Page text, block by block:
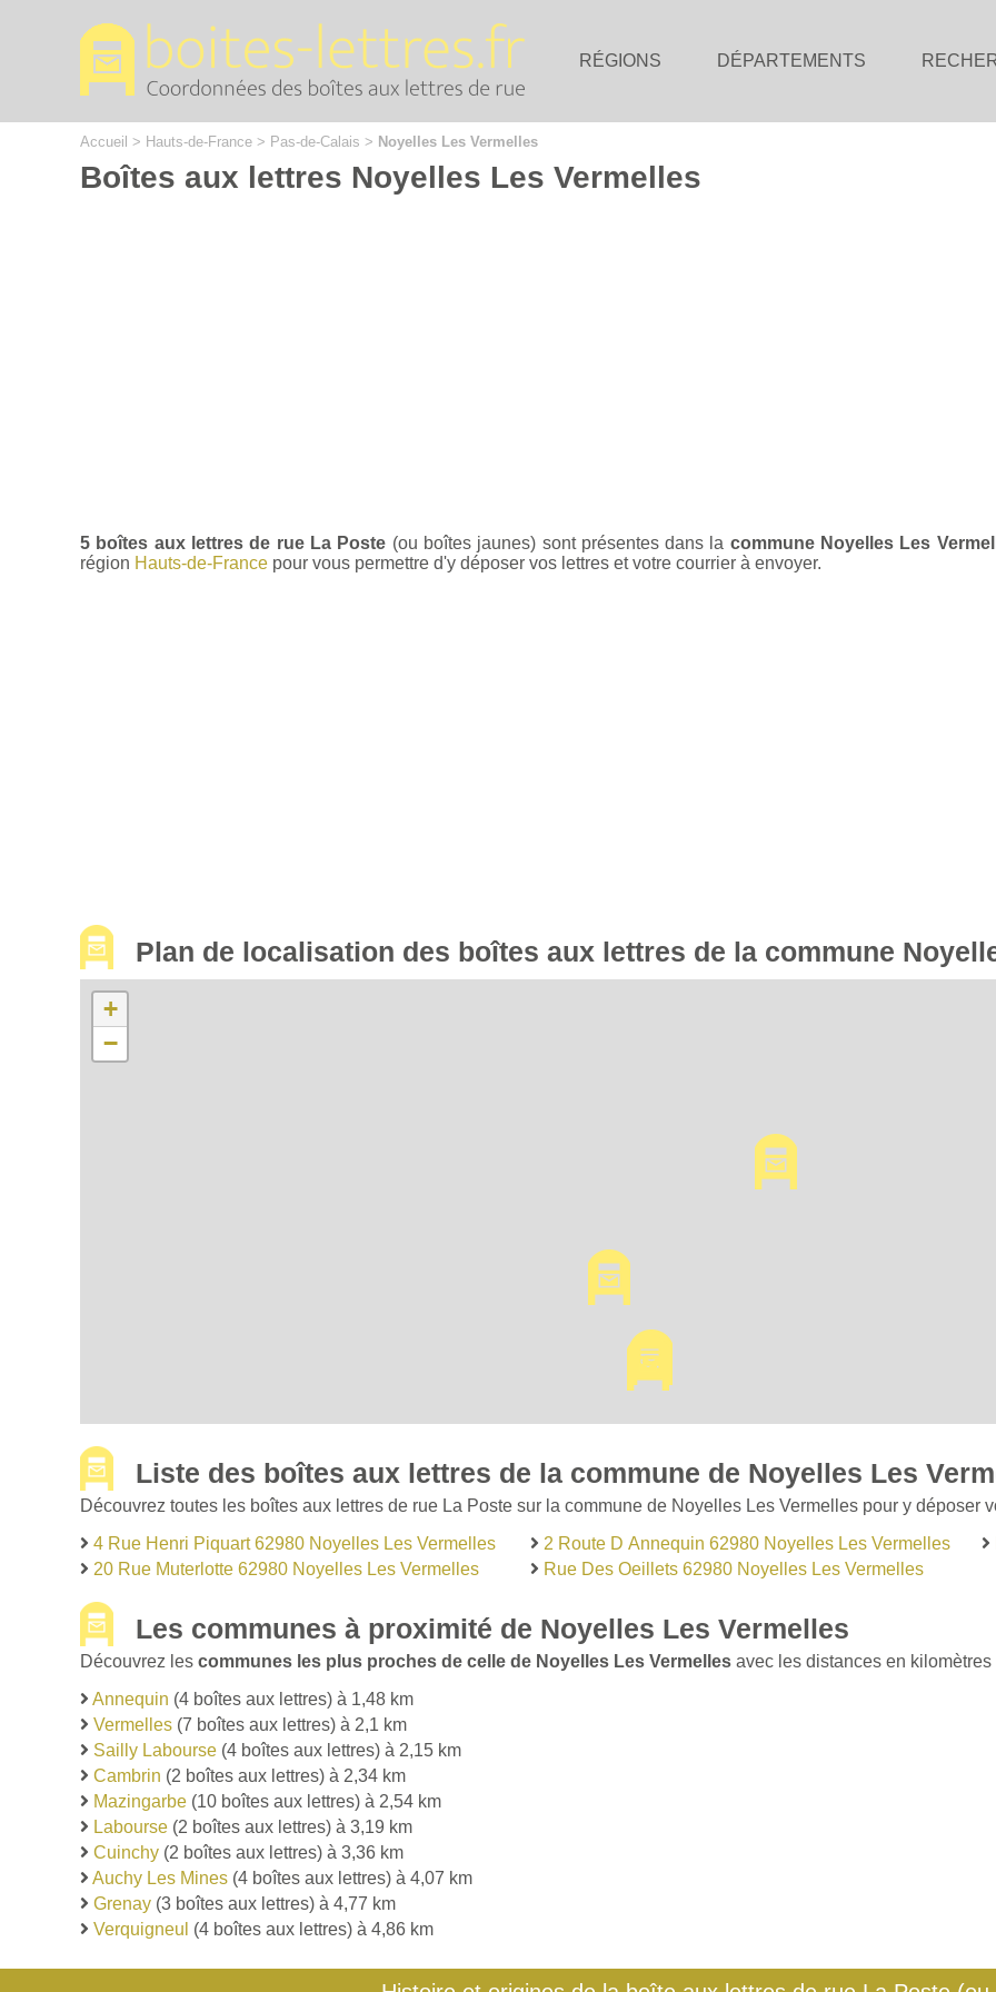
RÉGIONS DÉPARTEMENTS
Accueil > Hauts-de-France > Pas-de-Calais > Noyelles Les Vermelles
Boîtes aux lettres Noyelles Les Vermelles
5 boîtes aux lettres de rue La Poste (ou boîtes jaunes) sont présentes dans la commune Noyelles Les
région Hauts-de-France pour vous permettre d'y déposer vos lettres et votre courrier à envoyer.
Plan de localisation des boîtes aux lettres de la commune
+
−
Liste des boîtes aux lettres de la commune de Noyelles Les
Découvrez toutes les boîtes aux lettres de rue La Poste sur la commune de Noyelles Les Vermelles pour y déposer
4 Rue Henri Piquart 62980 Noyelles Les Vermelles
20 Rue Muterlotte 62980 Noyelles Les Vermelles
2 Route D Annequin 62980 Noyelles Les Vermelles
Rue Des Oeillets 62980 Noyelles Les Vermelles
Les communes à proximité de Noyelles Les Vermelles
Découvrez les communes les plus proches de celle de Noyelles Les Vermelles avec les distances en
Annequin (4 boîtes aux lettres) à 1,48 km
Vermelles (7 boîtes aux lettres) à 2,1 km
Sailly Labourse (4 boîtes aux lettres) à 2,15 km
Cambrin (2 boîtes aux lettres) à 2,34 km
Mazingarbe (10 boîtes aux lettres) à 2,54 km
Labourse (2 boîtes aux lettres) à 3,19 km
Cuinchy (2 boîtes aux lettres) à 3,36 km
Auchy Les Mines (4 boîtes aux lettres) à 4,07 km
Grenay (3 boîtes aux lettres) à 4,77 km
Verquigneul (4 boîtes aux lettres) à 4,86 km